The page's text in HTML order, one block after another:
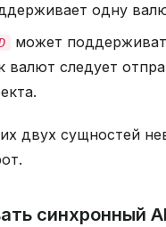
одну
может
валют следует
двух сущностей
синхронный